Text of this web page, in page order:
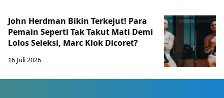
John Herdman Bikin Terkejut! Para
Pemain Seperti Tak Takut Mati Demi
Lolos Seleksi, Marc Klok Dicoret?
16 Juli 2026